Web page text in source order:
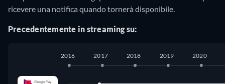
ricevere una notifica quando tornerà disponibile.
Precedentemente in streaming su:
2016 2017 2018 2019 2020